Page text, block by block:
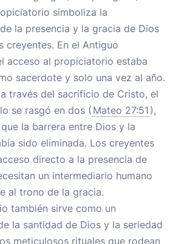
simboliza la
la presencia y la gracia de Dios
creyentes. En el Antiguo
acceso al propiciatorio estaba
sacerdote y solo una vez al año.
través del sacrificio de Cristo, el
se rasgó en dos ( Mateo 27:51 ),
la barrera entre Dios y la
sido eliminada. Los creyentes
directo a la presencia de
un intermediario humano
al trono de la gracia.
también sirve como un
la santidad de Dios y la seriedad
meticulosos rituales que rodean